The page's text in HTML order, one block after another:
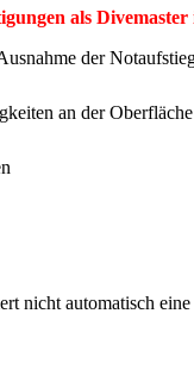
als
der
an der
nicht automatisch